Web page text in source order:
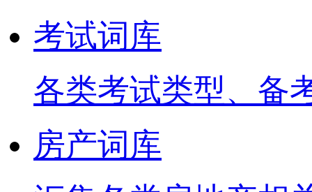
考试词库
各类考试类型、备
房产词库